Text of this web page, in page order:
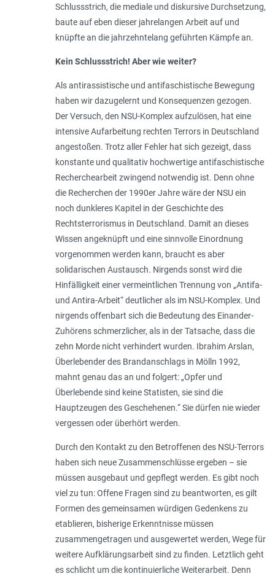
Schlussstrich, die mediale und diskursive Durchsetzung,
baute auf eben dieser jahrelangen Arbeit auf und
knüpfte an die jahrzehntelang geführten Kämpfe an.
Kein Schlussstrich! Aber wie weiter?
Als antirassistische und antifaschistische Bewegung
haben wir dazugelernt und Konsequenzen gezogen.
Der Versuch, den NSU-Komplex aufzulösen, hat eine
intensive Aufarbeitung rechten Terrors in Deutschland
angestoßen. Trotz aller Fehler hat sich gezeigt, dass
konstante und qualitativ hochwertige antifaschistische
Recherchearbeit zwingend notwendig ist. Denn ohne
die Recherchen der 1990er Jahre wäre der NSU ein
noch dunkleres Kapitel in der Geschichte des
Rechtsterrorismus in Deutschland. Damit an dieses
Wissen angeknüpft und eine sinnvolle Einordnung
vorgenommen werden kann, braucht es aber
solidarischen Austausch. Nirgends sonst wird die
Hinfälligkeit einer vermeintlichen Trennung von „Antifa-
und Antira-­Arbeit“ deutlicher als im NSU-Komplex. Und
nirgends offenbart sich die Bedeutung des Einander-
Zuhörens schmerzlicher, als in der Tatsache, dass die
zehn Morde nicht verhindert wurden. Ibrahim Arslan,
Überlebender des Brandanschlags in Mölln 1992,
mahnt genau das an und folgert: „Opfer und
Überlebende sind keine Statisten, sie sind die
Hauptzeugen des Geschehenen.“ Sie dürfen nie wieder
vergessen oder überhört werden.
Durch den Kontakt zu den Betroffenen des NSU-Terrors
haben sich neue Zusammenschlüsse ergeben – sie
müssen ausgebaut und gepflegt werden. Es gibt noch
viel zu tun: Offene Fragen sind zu beantworten, es gilt
Formen des gemeinsamen würdigen Gedenkens zu
etablieren, bisherige Erkenntnisse müssen
zusammengetragen und ausgewertet werden, Wege für
weitere Aufklärungsarbeit sind zu finden. Letztlich geht
es schlicht um die kontinuierliche Weiterarbeit. Denn